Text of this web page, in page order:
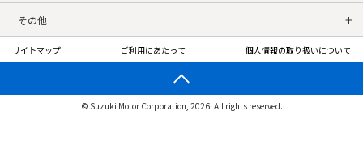
その他
サイトマップ ご利用にあたって 個人情報の取り扱いについて
© Suzuki Motor Corporation, 2026. All rights reserved.